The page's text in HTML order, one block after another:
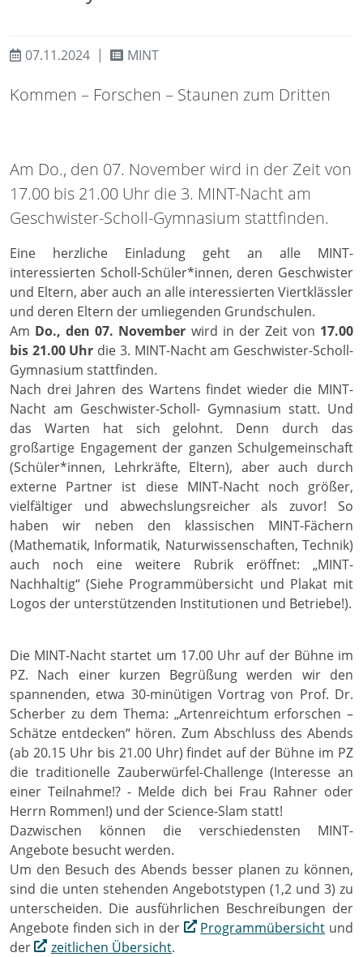
07.11.2024 MINT
Kommen – Forschen – Staunen zum Dritten
Am Do., den 07. November wird in der Zeit von
17.00 bis 21.00 Uhr die 3. MINT-Nacht am
Geschwister-Scholl-Gymnasium stattfinden.
Eine herzliche Einladung geht an alle MINT-
interessierten Scholl-Schüler*innen, deren Geschwister
und Eltern, aber auch an alle interessierten Viertklässler
und deren Eltern der umliegenden Grundschulen.
Am Do., den 07. November wird in der Zeit von 17.00
bis 21.00 Uhr die 3. MINT-Nacht am Geschwister-Scholl-
Gymnasium stattfinden.
Nach drei Jahren des Wartens findet wieder die MINT-
Nacht am Geschwister-Scholl- Gymnasium statt. Und
das Warten hat sich gelohnt. Denn durch das
großartige Engagement der ganzen Schulgemeinschaft
(Schüler*innen, Lehrkräfte, Eltern), aber auch durch
externe Partner ist diese MINT-Nacht noch größer,
vielfältiger und abwechslungsreicher als zuvor! So
haben wir neben den klassischen MINT-Fächern
(Mathematik, Informatik, Naturwissenschaften, Technik)
auch noch eine weitere Rubrik eröffnet: „MINT-
Nachhaltig“ (Siehe Programmübersicht und Plakat mit
Logos der unterstützenden Institutionen und Betriebe!).
Die MINT-Nacht startet um 17.00 Uhr auf der Bühne im
PZ. Nach einer kurzen Begrüßung werden wir den
spannenden, etwa 30-minütigen Vortrag von Prof. Dr.
Scherber zu dem Thema: „Artenreichtum erforschen –
Schätze entdecken“ hören. Zum Abschluss des Abends
(ab 20.15 Uhr bis 21.00 Uhr) findet auf der Bühne im PZ
die traditionelle Zauberwürfel-Challenge (Interesse an
einer Teilnahme!? - Melde dich bei Frau Rahner oder
Herrn Rommen!) und der Science-Slam statt!
Dazwischen können die verschiedensten MINT-
Angebote besucht werden.
Um den Besuch des Abends besser planen zu können,
sind die unten stehenden Angebotstypen (1,2 und 3) zu
unterscheiden. Die ausführlichen Beschreibungen der
Angebote finden sich in der
Programmübersicht und
der
zeitlichen Übersicht.